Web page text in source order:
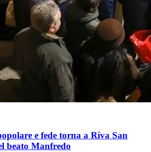
e fede torna a Riva San
beato Manfredo